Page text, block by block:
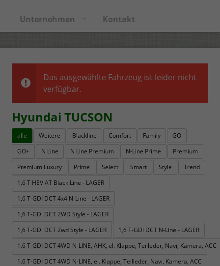
Unternehmen Kontakt
Das ausgewählte Fahrzeug ist leider nicht
verfügbar.
Hyundai TUCSON
alle Weitere Blackline Comfort Family
GO
GO+
N Line N Line Premium N-Line Prime
Premium
Premium Luxury
Prime Select Smart Style
Trend
1,6 T HEV AT Black Line - LAGER
1,6 T-GDI DCT 4x4 N-Line - LAGER
1,6 T-GDi DCT 2WD Style - LAGER
1,6 T-GDi DCT 2wd Style - LAGER
1,6 T-GDi DCT N-Line - LAGER
1.6 T-GDI DCT 4WD N-LINE, AHK, el. Klappe, Teilleder, Navi, Kamera, ACC
1.6 T-GDI DCT 4WD N-LINE, el. Klappe, Teilleder, Navi, Kamera, ACC